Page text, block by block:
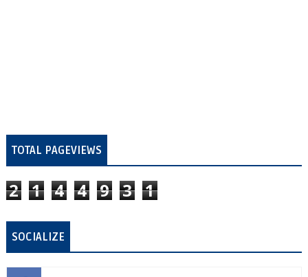
TOTAL PAGEVIEWS
2 1 4 4 9 3 1
SOCIALIZE